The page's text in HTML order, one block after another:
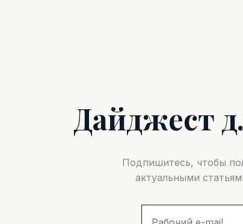
Дайджест
Подпишитесь, чтобы
актуальными